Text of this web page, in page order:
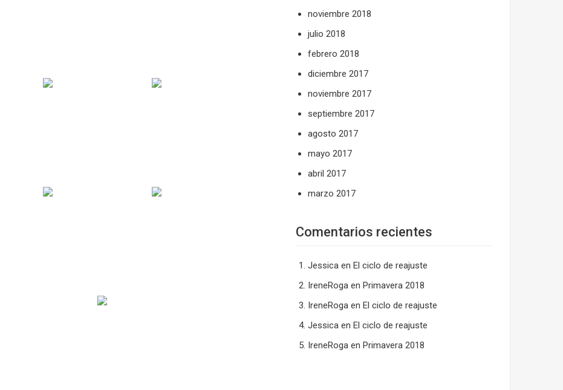
noviembre 2018
julio 2018
febrero 2018
diciembre 2017
noviembre 2017
septiembre 2017
agosto 2017
mayo 2017
abril 2017
marzo 2017
Comentarios recientes
Jessica en El ciclo de reajuste
IreneRoga en Primavera 2018
IreneRoga en El ciclo de reajuste
Jessica en El ciclo de reajuste
IreneRoga en Primavera 2018